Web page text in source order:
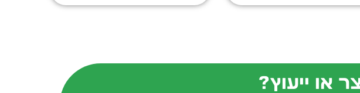
או ייעוץ?